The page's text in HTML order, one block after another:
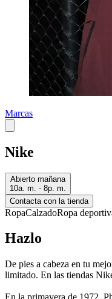
Marcas
Nike
Abierto mañana
10a. m. - 8p. m.
Contacta con la tienda
RopaCalzadoRopa
Hazlo
De pies a cabeza en tu
limitado. En las tiendas